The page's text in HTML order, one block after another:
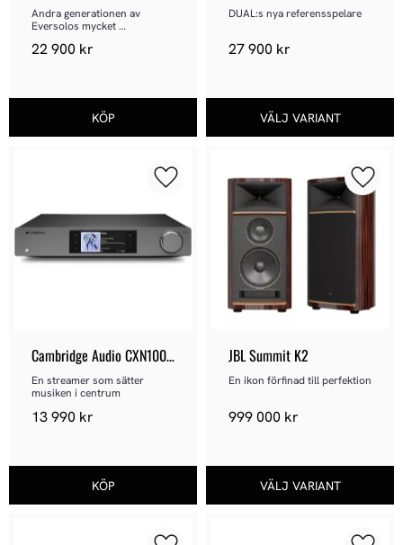
Streamer
Andra generationen av
Eversolos mycket
DAC/förförstärkare.
22 900 kr
DUAL:s nya referensspelare
27 900 kr
Cambridge Audio CXN100
SE
En streamer som sätter
musiken i centrum
13 990 kr
Lägg till i favoriter
JBL Summit K2
En ikon förfinad till perfektion
999 000 kr
Lägg